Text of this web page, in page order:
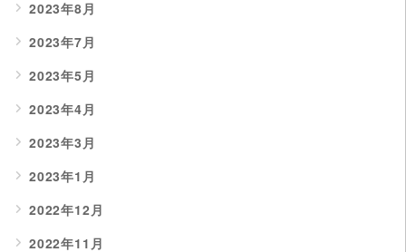
2023年8月
2023年7月
2023年5月
2023年4月
2023年3月
2023年1月
2022年12月
2022年11月